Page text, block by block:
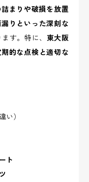
まりや破損を放置
りといった深刻な
す。特に、 東大阪
的な点検と適切な
い）
ト